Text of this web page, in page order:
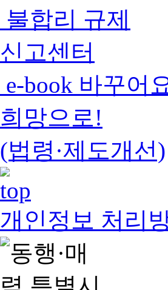
불합리 규제
신고센터
e-book 바꾸어
희망으로!
(법령·제도개선)
개인정보 처리